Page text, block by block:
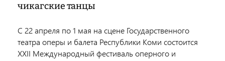
чикагские танцы
С 22 апреля по 1 мая на сцене Государственного
театра оперы и балета Республики Коми состоится
XXII Международный фестиваль оперного и